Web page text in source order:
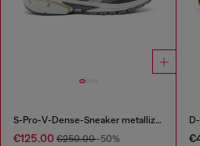
S-Pro-V-Dense-Sneaker metallizzate in rete e PU
€125.00 €250.00-50%